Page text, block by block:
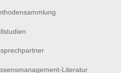
Literatur